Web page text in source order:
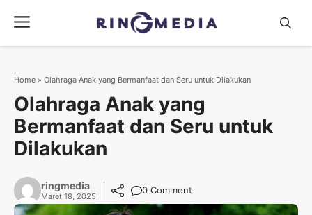
isi
Menu
Home » Olahraga Anak yang Bermanfaat dan Seru untuk Dilakukan
Olahraga Anak yang
Bermanfaat dan Seru untuk
Dilakukan
ringmedia
Maret 18, 2025
0 Comment